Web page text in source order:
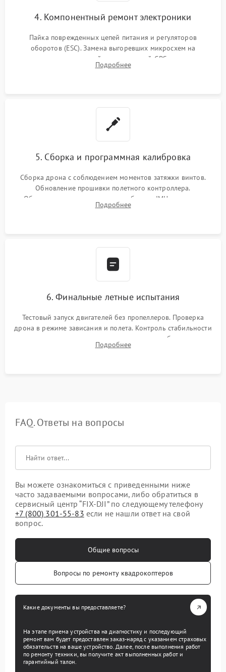
4. Компонентный ремонт электроники
Пайка поврежденных цепей питания и регуляторов
оборотов (ESC). Замена выгоревших микросхем на
материнской плате, модулей GPS
Подробнее
5. Сборка и программная калибровка
Сборка дрона с соблюдением моментов затяжки винтов.
Обновление прошивки полетного контроллера.
Обязательная программная калибровка IMU-сенсоров,
компаса, датчиков позиционирования и горизонта подвеса
Подробнее
6. Финальные летные испытания
Тестовый запуск двигателей без пропеллеров. Проверка
дрона в режиме зависания и полета. Контроль стабильности
удержания точки, качества передачи видео, работы системы
возврата домой (RTH) и дальности радиосвязи.
Подробнее
FAQ. Ответы на вопросы
Вы можете ознакомиться с приведенными ниже
часто задаваемыми вопросами, либо обратиться в
сервисный центр “FIX-DJI” по следующему телефону
+7 (800) 301-55-83 если не нашли ответ на свой
вопрос.
Общие вопросы
Вопросы по ремонту квадрокоптеров
Какие документы вы предоставляете?
На этапе приема устройства на диагностику и последующий
ремонт вам будет предоставлен заказ-наряд с указанием страховых
обязательств на ваше устройство. Далее, после выполнения работ
по ремонту техники, вы получите акт выполненных работ и
гарантийный талон.